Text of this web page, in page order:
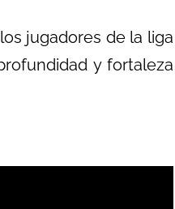
jugadores de la liga
y fortaleza